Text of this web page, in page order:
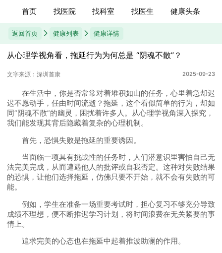
首页 找医院 找科室 找医生 健康头条
返回首页 健康列表 健康详情
从心理学视角看，拖延行为为何总是 “阴魂不散”？
文字来源：深圳首康 2025-09-23
在生活中，你是否常常对着堆积如山的任务，心里着急却迟
迟不愿动手，任由时间流逝？拖延，这个看似简单的行为，却如
同“阴魂不散”的幽灵，困扰着许多人。从心理学视角深入探究，
我们能发现其背后隐藏着复杂的心理机制。
首先，恐惧失败是拖延的重要诱因。
当面临一项具有挑战性的任务时，人们潜意识里害怕自己无
法完美完成，从而遭遇他人的批评或自我否定。这种对失败结果
的恐惧，让他们选择拖延，仿佛只要不开始，就不会有失败的可
能。
例如，学生在准备一场重要考试时，担心复习不够充分导致
成绩不理想，便不断推迟学习计划，将时间浪费在无关紧要的事
情上。
追求完美的心态也在拖延中起着推波助澜的作用。